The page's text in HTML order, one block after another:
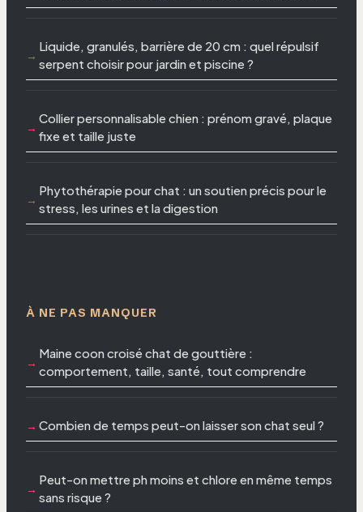
Liquide, granulés, barrière de 20 cm : quel répulsif
serpent choisir pour jardin et piscine ?
Collier personnalisable chien : prénom gravé, plaque
fixe et taille juste
Phytothérapie pour chat : un soutien précis pour le
stress, les urines et la digestion
À NE PAS MANQUER
Maine coon croisé chat de gouttière :
comportement, taille, santé, tout comprendre
Combien de temps peut-on laisser son chat seul ?
Peut-on mettre ph moins et chlore en même temps
sans risque ?